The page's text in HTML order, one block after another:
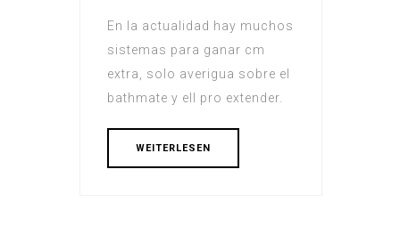
En la actualidad hay muchos
sistemas para ganar cm
extra, solo averigua sobre el
bathmate y ell pro extender.
WEITERLESEN